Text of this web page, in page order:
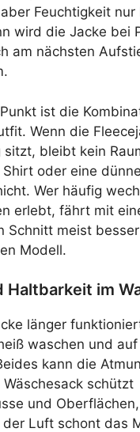
Feuchtigkeit nur
wird die Jacke bei
am nächsten
ist die
Wenn die
sitzt, bleibt kein
oder eine dünne
Wer häufig
erlebt, fährt mit
Schnitt meist
Modell.
Haltbarkeit im
länger
waschen und
kann die
Wäschesack schützt
und
der Luft schont das